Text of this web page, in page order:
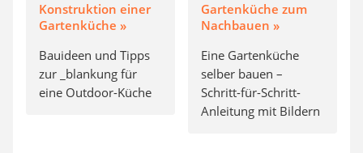
Konstruktion einer
Gartenküche »
Bauideen und Tipps
zur _blankung für
eine Outdoor-Küche
Gartenküche zum
Nachbauen »
Eine Gartenküche
selber bauen –
Schritt-für-Schritt-
Anleitung mit Bildern